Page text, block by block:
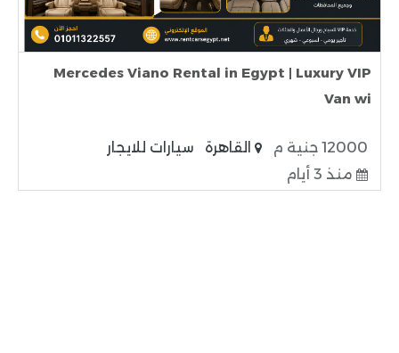
Mercedes Viano Rental in Egypt | Luxury VIP
Van wi
12000 جنية م القاهرة
سيارات للايجار
منذ 3 أيام